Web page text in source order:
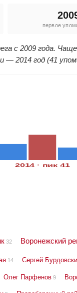
первое
с 2009 года.
2014 год (41
2014 · пик 41
32 Воронежский
14 Сергей
Олег Парфенов 9